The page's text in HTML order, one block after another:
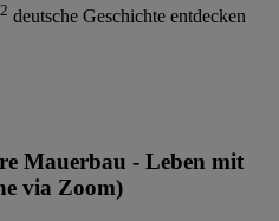
2 deutsche Geschichte entdecken
Mauerbau - Leben mit
via Zoom)